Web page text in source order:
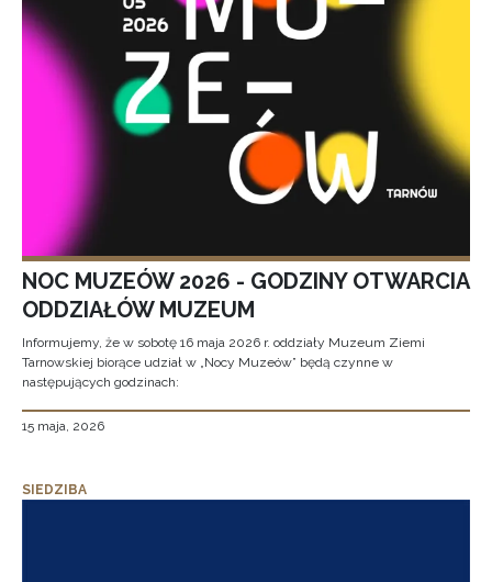
NOC MUZEÓW 2026 - GODZINY OTWARCIA
ODDZIAŁÓW MUZEUM
Informujemy, że w sobotę 16 maja 2026 r. oddziały Muzeum Ziemi
Tarnowskiej biorące udział w „Nocy Muzeów” będą czynne w
następujących godzinach:
15 maja, 2026
SIEDZIBA